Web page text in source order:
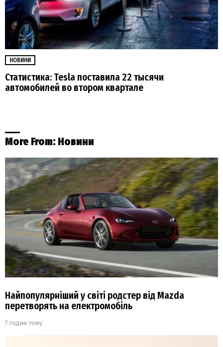
НОВИНИ
Статистика: Tesla поставила 22 тысячи
автомобилей во втором квартале
More From: Новини
Найпопулярніший у світі родстер від Mazda
перетворять на електромобіль
7 годин тому